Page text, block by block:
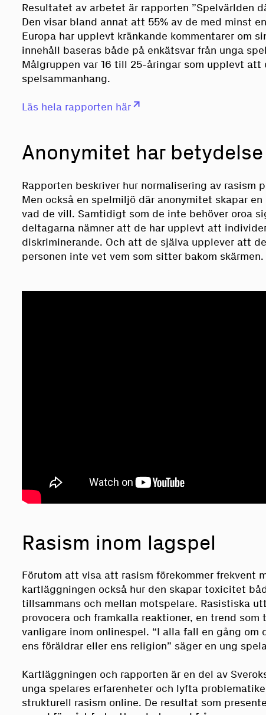
Resultatet av arbetet är rapporten ”Spelvärlden
Den visar bland annat att 55% av de med minst
Europa har upplevt kränkande kommentarer om
innehåll baseras både på enkätsvar från unga
Målgruppen var 16 till 25-åringar som upplevt
spelsammanhang.
Läs hela rapporten här
Anonymitet har betydelse
Rapporten beskriver hur normalisering av rasism
Men också en spelmiljö där anonymitet skapar
vad de vill. Samtidigt som de inte behöver oroa
deltagarna nämner att de har upplevt att
diskriminerande. Och att de själva upplever att
personen inte vet vem som sitter bakom skärmen.
Rasism inom lagspel
Förutom att visa att rasism förekommer frekvent
kartläggningen också hur den skapar toxicitet
tillsammans och mellan motspelare. Rasistiska
provocera och framkalla reaktioner, en trend
vanligare inom onlinespel. “I alla fall en gång om
ens föräldrar eller ens religion” säger en ung
Kartläggningen och rapporten är en del av
unga spelares erfarenheter och lyfta
strukturell rasism online. De resultat som